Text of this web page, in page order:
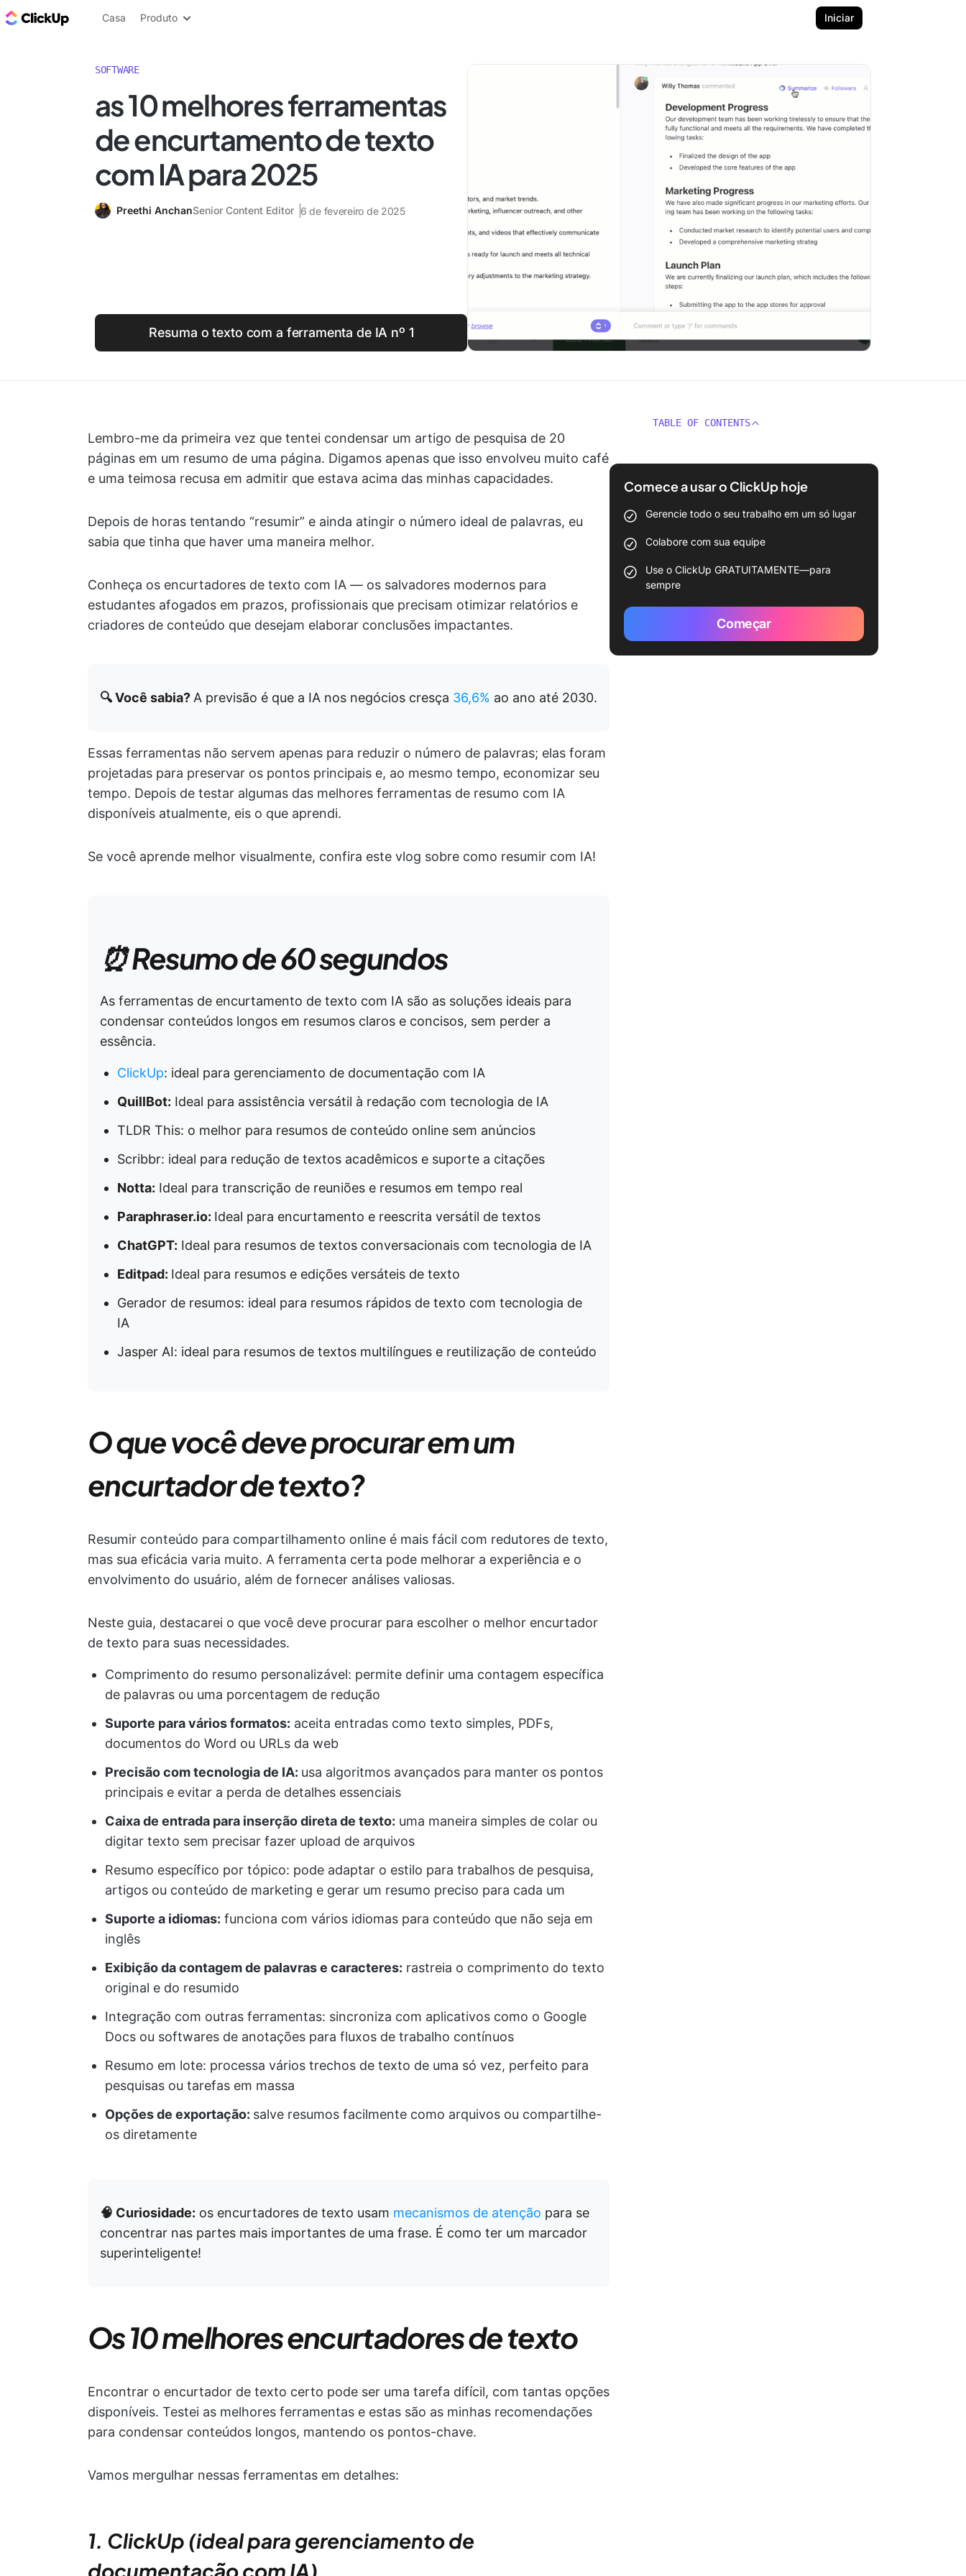
ClickUp Blogue
Casa Produto Iniciar
SOFTWARE
as 10 melhores ferramentas
de encurtamento de texto
com IA para 2025
Preethi AnchanSenior Content Editor 6 de fevereiro de 2025
Resuma o texto com a ferramenta de IA nº 1
Lembro-me da primeira vez que tentei condensar um artigo de pesquisa de 20
páginas em um resumo de uma página. Digamos apenas que isso envolveu muito café
e uma teimosa recusa em admitir que estava acima das minhas capacidades.
Depois de horas tentando “resumir” e ainda atingir o número ideal de palavras, eu
sabia que tinha que haver uma maneira melhor.
Conheça os encurtadores de texto com IA — os salvadores modernos para
estudantes afogados em prazos, profissionais que precisam otimizar relatórios e
criadores de conteúdo que desejam elaborar conclusões impactantes.
🔍 Você sabia? A previsão é que a IA nos negócios cresça 36,6% ao ano até 2030.
Essas ferramentas não servem apenas para reduzir o número de palavras; elas foram
projetadas para preservar os pontos principais e, ao mesmo tempo, economizar seu
tempo. Depois de testar algumas das melhores ferramentas de resumo com IA
disponíveis atualmente, eis o que aprendi.
Se você aprende melhor visualmente, confira este vlog sobre como resumir com IA!
⏰ Resumo de 60 segundos
As ferramentas de encurtamento de texto com IA são as soluções ideais para
condensar conteúdos longos em resumos claros e concisos, sem perder a
essência.
ClickUp: ideal para gerenciamento de documentação com IA
QuillBot: Ideal para assistência versátil à redação com tecnologia de IA
TLDR This: o melhor para resumos de conteúdo online sem anúncios
Scribbr: ideal para redução de textos acadêmicos e suporte a citações
Notta: Ideal para transcrição de reuniões e resumos em tempo real
Paraphraser.io: Ideal para encurtamento e reescrita versátil de textos
ChatGPT: Ideal para resumos de textos conversacionais com tecnologia de IA
Editpad: Ideal para resumos e edições versáteis de texto
Gerador de resumos: ideal para resumos rápidos de texto com tecnologia de
IA
Jasper AI: ideal para resumos de textos multilíngues e reutilização de conteúdo
O que você deve procurar em um
encurtador de texto?
Resumir conteúdo para compartilhamento online é mais fácil com redutores de texto,
mas sua eficácia varia muito. A ferramenta certa pode melhorar a experiência e o
envolvimento do usuário, além de fornecer análises valiosas.
Neste guia, destacarei o que você deve procurar para escolher o melhor encurtador
de texto para suas necessidades.
Comprimento do resumo personalizável: permite definir uma contagem específica
de palavras ou uma porcentagem de redução
Suporte para vários formatos: aceita entradas como texto simples, PDFs,
documentos do Word ou URLs da web
Precisão com tecnologia de IA: usa algoritmos avançados para manter os pontos
principais e evitar a perda de detalhes essenciais
Caixa de entrada para inserção direta de texto: uma maneira simples de colar ou
digitar texto sem precisar fazer upload de arquivos
Resumo específico por tópico: pode adaptar o estilo para trabalhos de pesquisa,
artigos ou conteúdo de marketing e gerar um resumo preciso para cada um
Suporte a idiomas: funciona com vários idiomas para conteúdo que não seja em
inglês
Exibição da contagem de palavras e caracteres: rastreia o comprimento do texto
original e do resumido
Integração com outras ferramentas: sincroniza com aplicativos como o Google
Docs ou softwares de anotações para fluxos de trabalho contínuos
Resumo em lote: processa vários trechos de texto de uma só vez, perfeito para
pesquisas ou tarefas em massa
Opções de exportação: salve resumos facilmente como arquivos ou compartilhe-
os diretamente
🧠 Curiosidade: os encurtadores de texto usam mecanismos de atenção para se
concentrar nas partes mais importantes de uma frase. É como ter um marcador
superinteligente!
Os 10 melhores encurtadores de texto
Encontrar o encurtador de texto certo pode ser uma tarefa difícil, com tantas opções
disponíveis. Testei as melhores ferramentas e estas são as minhas recomendações
para condensar conteúdos longos, mantendo os pontos-chave.
Vamos mergulhar nessas ferramentas em detalhes:
1. ClickUp (ideal para gerenciamento de
documentação com IA)
TABLE OF CONTENTS
Comece a usar o ClickUp hoje
Gerencie todo o seu trabalho em um só lugar
Colabore com sua equipe
Use o ClickUp GRATUITAMENTE—para
sempre
Começar